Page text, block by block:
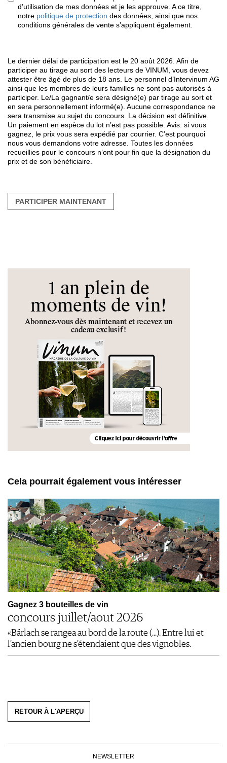
d’utilisation de mes données et je les approuve. A ce titre,
notre politique de protection des données, ainsi que nos
conditions générales de vente s’appliquent également.
Le dernier délai de participation est le 20 août 2026. Afin de
participer au tirage au sort des lecteurs de VINUM, vous devez
attester être âgé de plus de 18 ans. Le personnel d’Intervinum AG
ainsi que les membres de leurs familles ne sont pas autorisés à
participer. Le/La gagnant/e sera désigné(e) par tirage au sort et
en sera personnellement informé(e). Aucune correspondance ne
sera transmise au sujet du concours. La décision est définitive.
Un paiement en espèce du lot n’est pas possible. Avis: si vous
gagnez, le prix vous sera expédié par courrier. C’est pourquoi
nous vous demandons votre adresse. Toutes les données
recueillies pour le concours n’ont pour fin que la désignation du
prix et de son bénéficiaire.
PARTICIPER MAINTENANT
Cela pourrait également vous intéresser
Gagnez 3 bouteilles de vin
concours juillet/aout 2026
«Bärlach se rangea au bord de la route (...). Entre lui et
l’ancien bourg ne s’étendaient que des vignobles.
RETOUR À L'APERÇU
NEWSLETTER